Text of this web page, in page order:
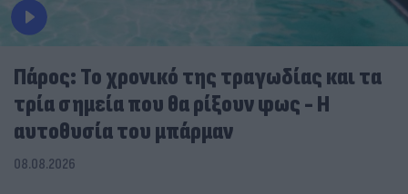
Πάρος: Το χρονικό της τραγωδίας και τα
τρία σημεία που θα ρίξουν φως - Η
αυτοθυσία του μπάρμαν
08.08.2026